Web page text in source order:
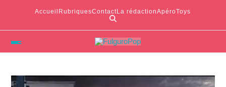
Accueil RubriquesContactLa rédactionApéroToys